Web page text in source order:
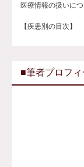
医療情報の扱いに
【疾患別の目次】
■筆者プロフ